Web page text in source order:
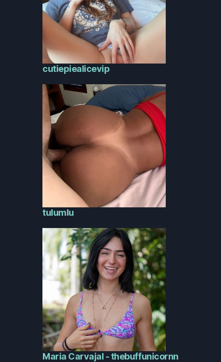
cutiepiealicevip
tulumlu
Maria Carvajal - thebuffunicornn